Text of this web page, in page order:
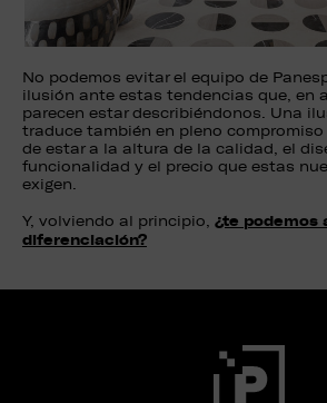
No podemos evitar el equipo de
ilusión ante estas tendencias que, en
parecen estar describiéndonos. Una
traduce también en pleno
de estar a la altura de la calidad, el
funcionalidad y el precio que estas
exigen.
Y, volviendo al principio, ¿te podemos
diferenciación?